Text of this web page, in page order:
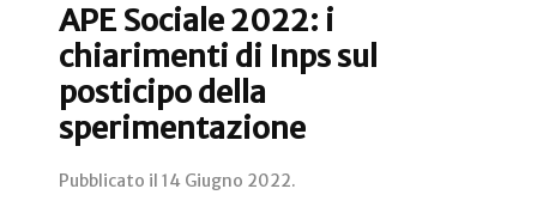
APE Sociale 2022: i
chiarimenti di Inps sul
posticipo della
sperimentazione
Pubblicato il 14 Giugno 2022.